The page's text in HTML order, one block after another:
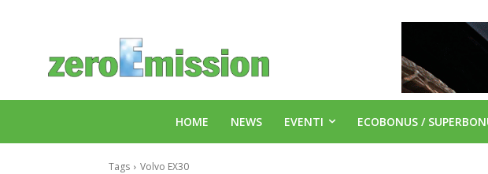
HOME NEWS EVENTI ECOBONUS /
Tags Volvo EX30